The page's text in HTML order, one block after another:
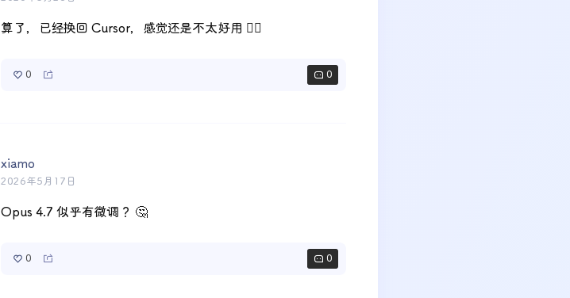
算了，已经换回 Cursor，感觉还是不太好用 😶‍🌫️
0 0
xiamo
2026年5月17日
Opus 4.7 似乎有微调？ 🤔
0 0